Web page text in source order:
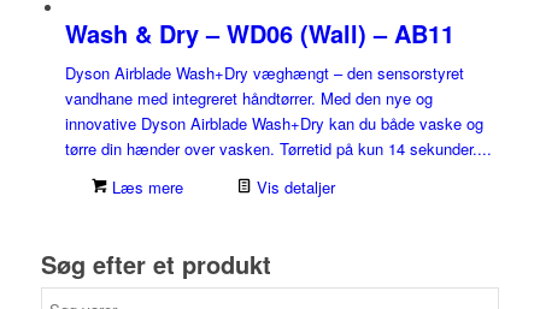
Wash & Dry – WD06 (Wall) – AB11
Dyson Airblade Wash+Dry væghængt – den sensorstyret
vandhane med integreret håndtørrer. Med den nye og
innovative Dyson Airblade Wash+Dry kan du både vaske og
tørre din hænder over vasken. Tørretid på kun 14 sekunder....
Læs mere
Vis detaljer
Søg efter et produkt